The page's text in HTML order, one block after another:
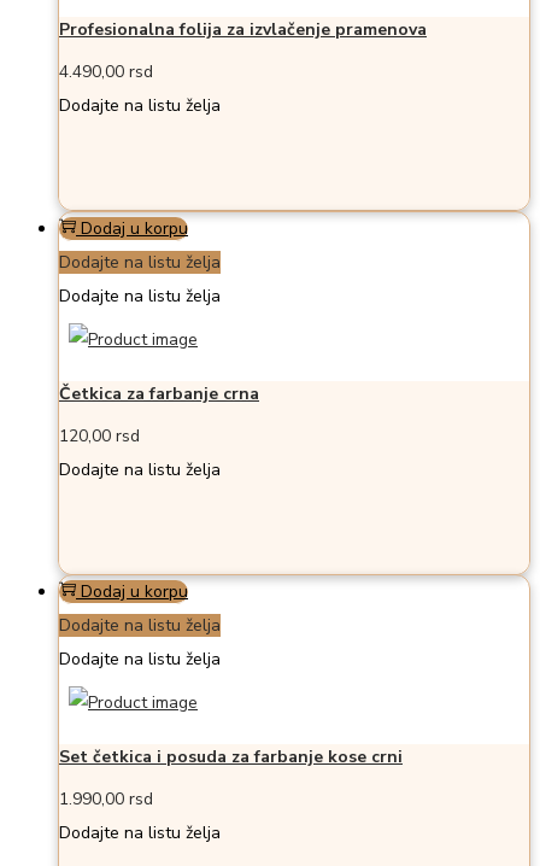
Profesionalna folija za izvlačenje pramenova
4.490,00 rsd
Dodajte na listu želja
Dodaj u korpu
Dodajte na listu želja
Dodajte na listu želja
Četkica za farbanje crna
120,00 rsd
Dodajte na listu želja
Dodaj u korpu
Dodajte na listu želja
Dodajte na listu želja
Set četkica i posuda za farbanje kose crni
1.990,00 rsd
Dodajte na listu želja